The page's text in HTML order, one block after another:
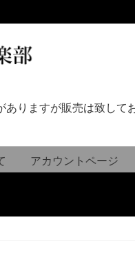
ありますが販売は致して
アカウントページ